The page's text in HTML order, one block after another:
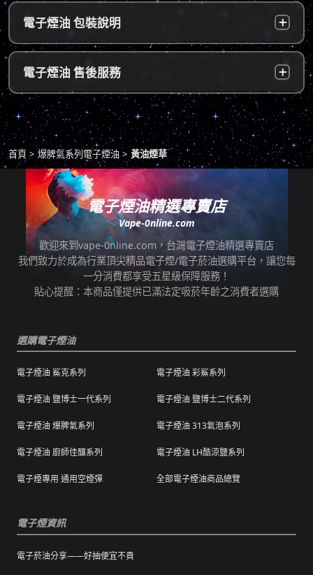
b. 7-11便利店：訂單成立後，24小時內寄出，
2～5個工作天內可送達指定便利店。（ 如遇休
延。遇異常出貨情況，將另外通知您）。
*提示1：線上支付成功並至便利店取貨者須核
對證件，取貨人必須是商品託運單上的收件
人，收件人請勿使用暱稱、假名以免無法順利
取貨。
*提示2：至便利店付款並取貨者，請確認您提
交訂單時的暱稱與包裹是否一致，順利付款後
即可取貨。
*提示3：使用超商到店未取貨者，或會影響
「超商取貨信用」而導致無法再次使用超商取
貨服務，請顧客及時前往取貨。
任何運輸配送方式皆有發生延誤之可能，我們
保證訂單成立後會在24小時內出貨，但無法保
證物流配送零機率延遲。
統更新時間，會有所出入）
海外運送：
海外顧客如需訂購，請聯絡客服中心協助海外
貨到付款：
使用貨到付款方式只需於配達貨物時，將訂單
款項以新台幣現金的方式繳款，即可完成付
款。
超商付款：
訂單送達門市後，會寄送簡訊通知取貨，請至
超商告知門市人員您訂購時所填寫的聯絡電話
後三碼，並付款取貨。
電子煙油 包裝說明
隱密包裝：
由於台灣法律政策原因，包裝上不會註明內容
物，謝謝理解。
電子煙油 售後服務
退換貨原則 包裹拆封請全程錄影，已確保雙方權益。
商品若有任何瑕疵問題，請拍照/錄影並聯絡本
站客服，以利於退/換貨保固處理。
七天鑑賞期內有任何非人為問題，可免費退/換
貨。超過七天鑑賞期後若要退/換全新未拆封非
瑕疵商品，將收取總金額的20%服務費，並需
自行承擔來回運費。
本站所有商品在運送途中均有可能因為壓力改
變而造成滲漏問題，如發現滲漏，請拍照/錄影
並聯絡客服進行免費退換。有其他疑慮請聯絡
客服。
裝上黏貼紙張或書寫文字。
購買之商品若符合促銷活動（ 如滿減、免運等
有非人為造成的破壞、損毀或不完整的商品瑕
首頁 爆脾氣系列電子煙油 黃油煙草
電子煙油精選專賣店
Vape-0nline.com
歡迎來到vape-0nline.com，台灣電子煙油精選專賣店
我們致力於成為行業頂尖精品電子煙/電子菸油選購平台，讓您每
一分消費都享受五星級保障服務！
貼心提醒：本商品僅提供已滿法定吸菸年齡之消費者選購
選購電子煙油
電子煙油 鯊克系列 電子煙油 彩鯊系列
電子煙油 鹽博士一代系列 電子煙油 鹽博士二代系列
電子煙油 爆脾氣系列 電子煙油 313氣泡系列
電子煙油 廚師佳釀系列 電子煙油 LH酷涼鹽系列
電子煙專用 通用空煙彈 全部電子煙油商品總覽
電子煙資訊
電子菸油分享——好抽便宜不貴